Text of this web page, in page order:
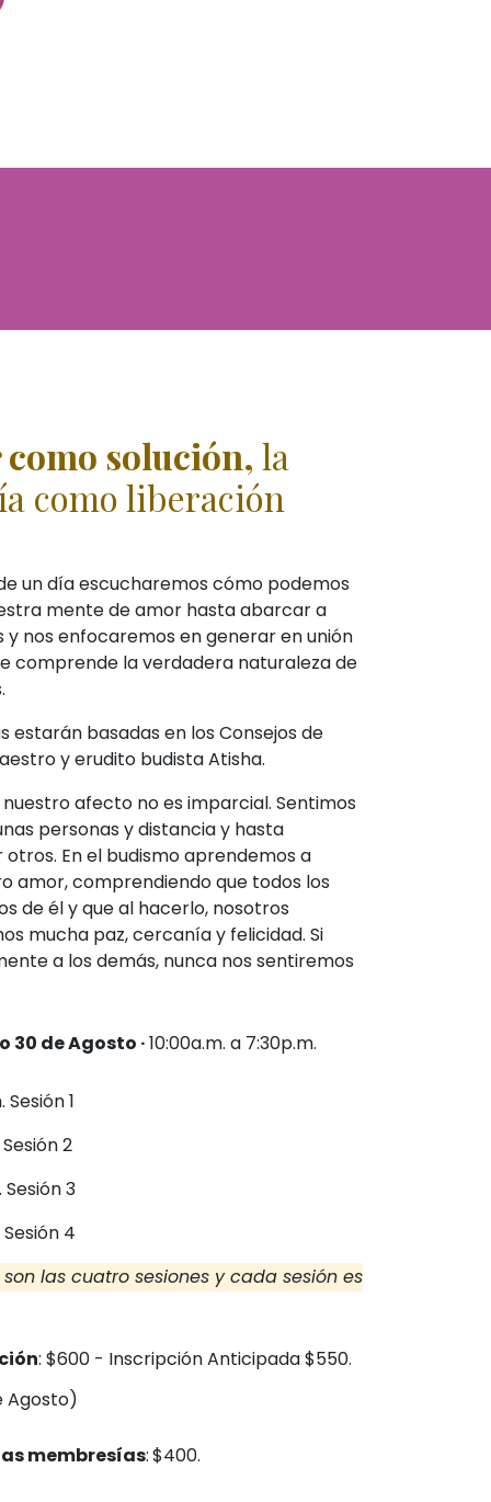
solución, la
como liberación
un día escucharemos cómo podemos
mente de amor hasta abarcar a
y nos enfocaremos en generar en unión
comprende la verdadera naturaleza de
estarán basadas en los Consejos de
y erudito budista Atisha.
afecto no es imparcial. Sentimos
personas y distancia y hasta
En el budismo aprendemos a
amor, comprendiendo que todos los
de él y que al hacerlo, nosotros
mucha paz, cercanía y felicidad. Si
a los demás, nunca nos sentiremos
30 de Agosto ·10:00a.m. a 7:30p.m.
Sesión 1
Sesión 2
Sesión 3
4
son las cuatro sesiones y cada sesión es
: $600 - Inscripción Anticipada $550.
Agosto)
membresías:$400.